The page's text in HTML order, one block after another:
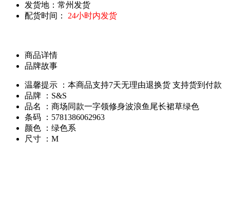
发货地：常州发货
配货时间： 24小时内发货
商品详情
品牌故事
温馨提示 ：本商品支持7天无理由退换货 支持货到付款
品牌 ：S&S
品名 ：商场同款一字领修身波浪鱼尾长裙草绿色
条码 ：5781386062963
颜色 ：绿色系
尺寸 ：M